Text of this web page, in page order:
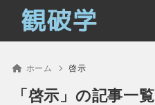
ホーム 啓示
「啓示」の記事一覧